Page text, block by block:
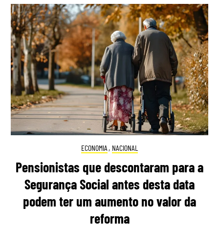
ECONOMIA , NACIONAL
Pensionistas que descontaram para a
Segurança Social antes desta data
podem ter um aumento no valor da
reforma